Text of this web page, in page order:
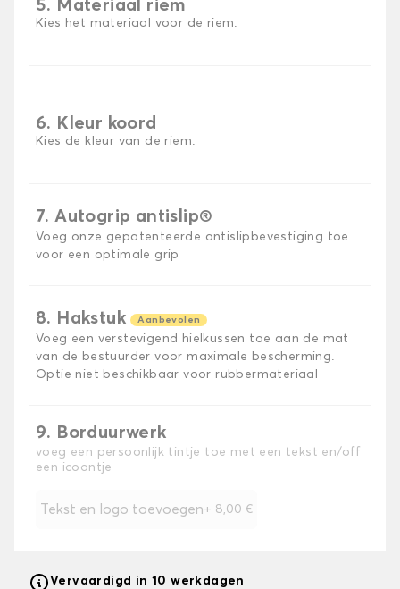
5. Materiaal riem
Kies het materiaal voor de riem.
6. Kleur koord
Kies de kleur van de riem.
7. Autogrip antislip®
Voeg onze gepatenteerde antislipbevestiging toe
voor een optimale grip
8. Hakstuk Aanbevolen
Voeg een verstevigend hielkussen toe aan de mat
van de bestuurder voor maximale bescherming.
Optie niet beschikbaar voor rubbermateriaal
9. Borduurwerk
voeg een persoonlijk tintje toe met een tekst en/off
een icoontje
Tekst en logo toevoegen+ 8,00 €
Vervaardigd in 10 werkdagen